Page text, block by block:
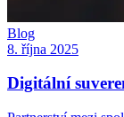
Blog
8. října 2025
Digitální